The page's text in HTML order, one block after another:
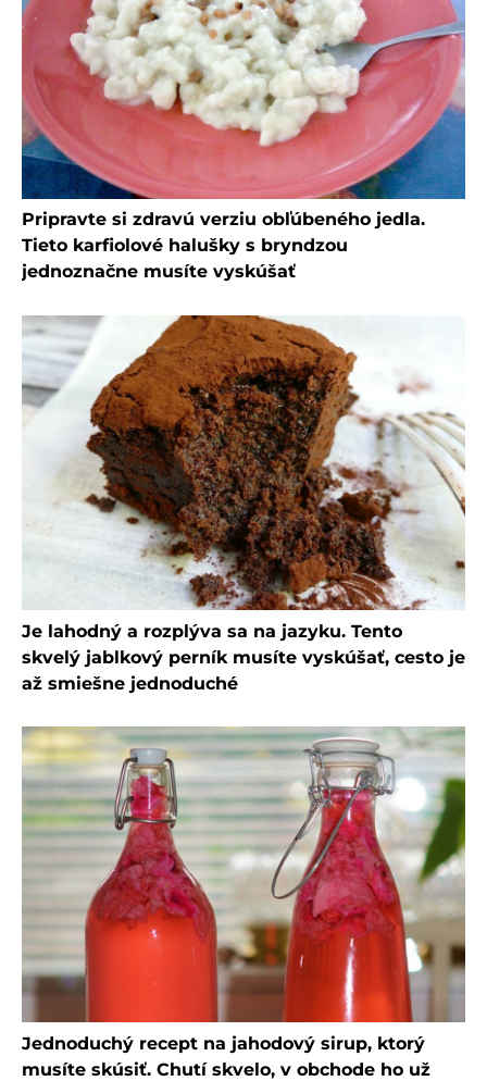
Pripravte si zdravú verziu obľúbeného jedla.
Tieto karfiolové halušky s bryndzou
jednoznačne musíte vyskúšať
Je lahodný a rozplýva sa na jazyku. Tento
skvelý jablkový perník musíte vyskúšať, cesto je
až smiešne jednoduché
Jednoduchý recept na jahodový sirup, ktorý
musíte skúsiť. Chutí skvelo, v obchode ho už